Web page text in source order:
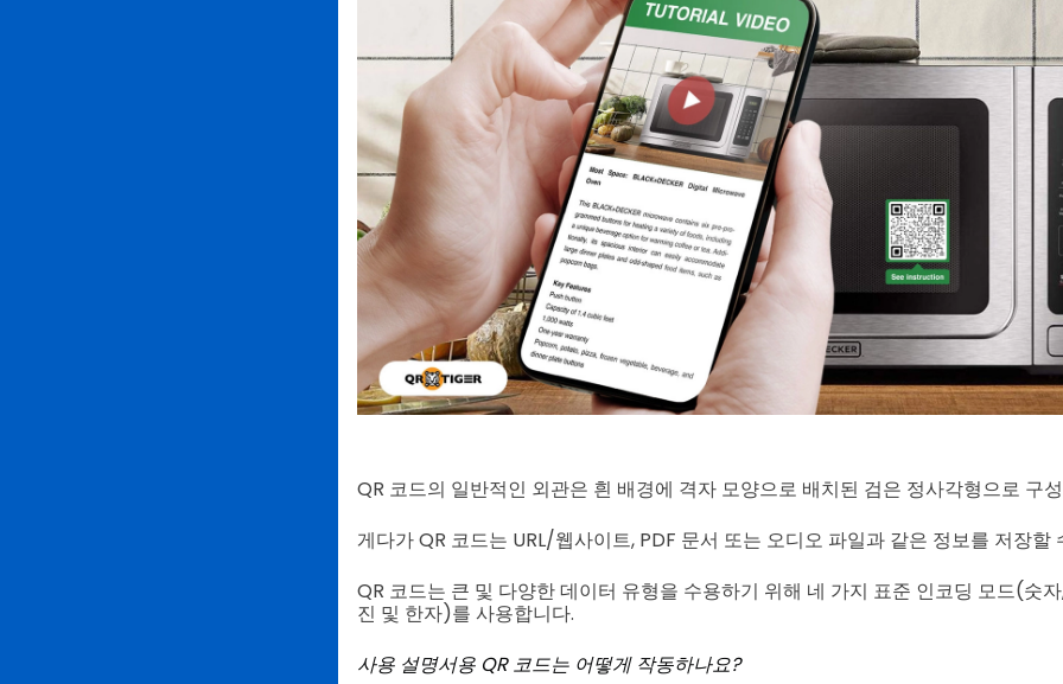
QR 코드의 일반적인 외관은 흰 배경에 격자 모양으로 배치된 검은 정사각형으로 구
게다가 QR 코드는 URL/웹사이트, PDF 문서 또는 오디오 파일과 같은 정보를 저장할
QR 코드는 큰 및 다양한 데이터 유형을 수용하기 위해 네 가지 표준 인코딩 모드(숫
진 및 한자)를 사용합니다.
사용 설명서용 QR 코드는 어떻게 작동하나요?